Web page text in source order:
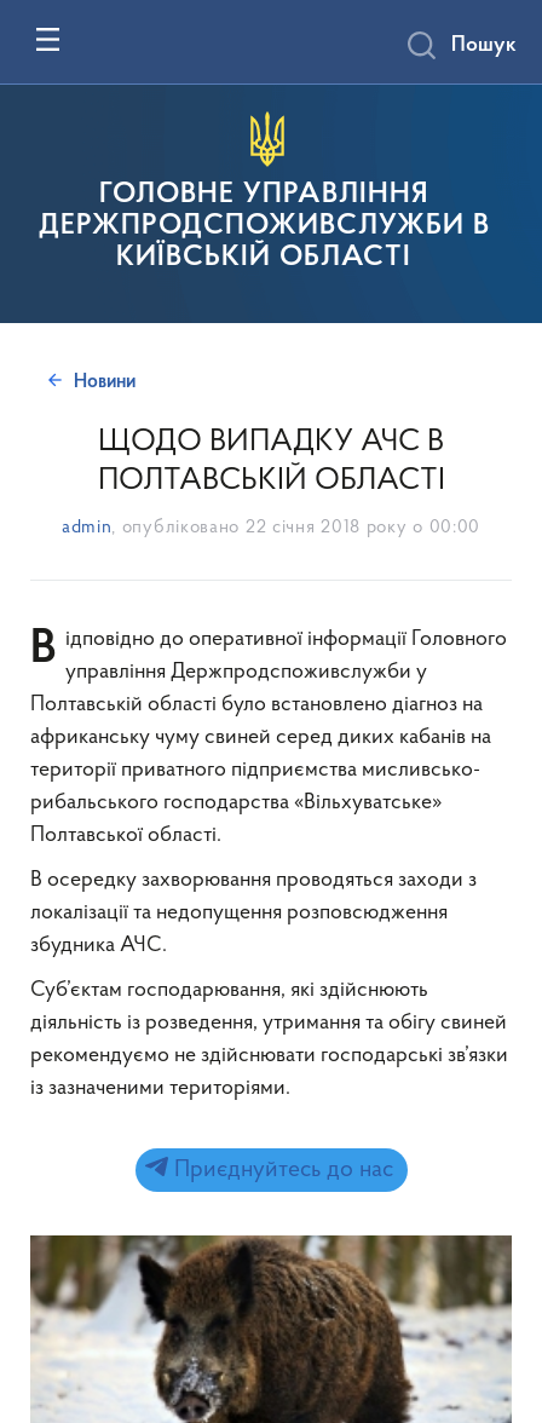
ГОЛОВНЕ УПРАВЛІННЯ
ДЕРЖПРОДСПОЖИВСЛУЖБИ В
КИЇВСЬКІЙ ОБЛАСТІ
Пошук
Новини
ЩОДО ВИПАДКУ АЧС В
ПОЛТАВСЬКІЙ ОБЛАСТІ
admin, опубліковано 22 січня 2018 року о 00:00
Відповідно до оперативної інформації Головного управління Держпродспоживслужби у
Полтавській області було встановлено діагноз на
африканську чуму свиней серед диких кабанів на
території приватного підприємства мисливсько-
рибальського господарства «Вільхуватське»
Полтавської області.
В осередку захворювання проводяться заходи з
локалізації та недопущення розповсюдження
збудника АЧС.
Суб’єктам господарювання, які здійснюють
діяльність із розведення, утримання та обігу свиней
рекомендуємо не здійснювати господарські зв’язки
із зазначеними територіями.
Приєднуйтесь до нас